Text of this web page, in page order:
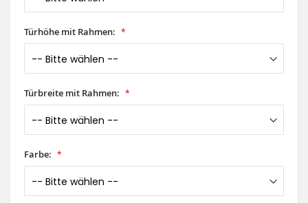
Türhöhe mit Rahmen:
Türbreite mit Rahmen:
Farbe: